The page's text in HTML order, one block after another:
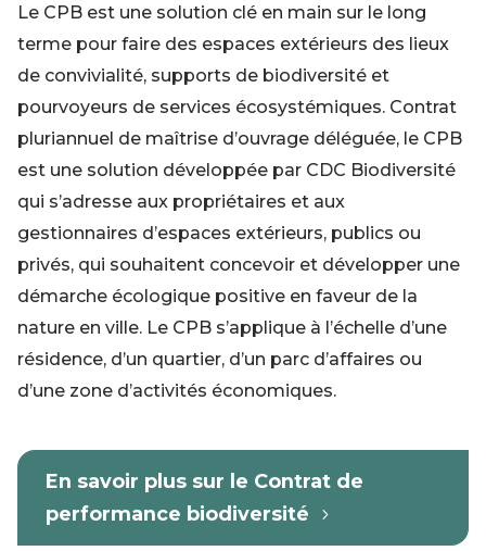
Le CPB est une solution clé en main sur le long
terme pour faire des espaces extérieurs des lieux
de convivialité, supports de biodiversité et
pourvoyeurs de services écosystémiques. Contrat
pluriannuel de maîtrise d’ouvrage déléguée, le CPB
est une solution développée par CDC Biodiversité
qui s’adresse aux propriétaires et aux
gestionnaires d’espaces extérieurs, publics ou
privés, qui souhaitent concevoir et développer une
démarche écologique positive en faveur de la
nature en ville. Le CPB s’applique à l’échelle d’une
résidence, d’un quartier, d’un parc d’affaires ou
d’une zone d’activités économiques.
En savoir plus sur le Contrat de
performance biodiversité